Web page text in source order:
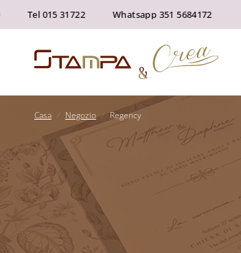
Tel 015 31722 Whatsapp 351 5684172
Casa / Negozio / Regency